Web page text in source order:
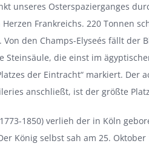
unseres Osterspazierganges
Frankreichs. 220 Tonnen
den Champs-Elyseés fällt der
Steinsäule, die einst im
der Eintracht“ markiert. Der
anschließt, ist der größte
1850) verlieh der in Köln
König selbst sah am 25. Oktober